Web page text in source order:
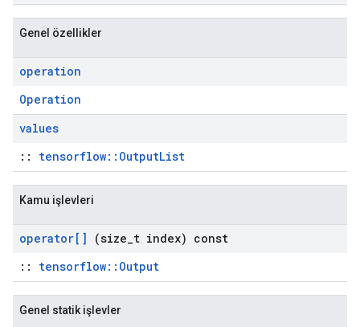
Genel özellikler
operation
Operation
values
:: tensorflow::OutputList
Kamu işlevleri
operator[] (size t index) const
:: tensorflow::Output
Genel statik işlevler